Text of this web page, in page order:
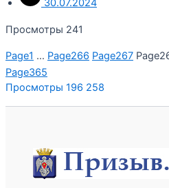
30.07.2024
Просмотры 241
Page1 … Page266 Page267 Page
Page365
Просмотры 196 258